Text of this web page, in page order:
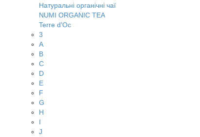
Натуральні органічні чаї
NUMI ORGANIC TEA
Terre d'Oc
3
A
B
C
D
E
F
G
H
I
J